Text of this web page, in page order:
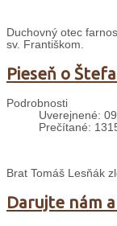
Duchovný otec
sv. Františkom.
Pieseň o
Podrobnosti
Uverejnené:
Prečítané:
Brat Tomáš Lesňák
Darujte nám